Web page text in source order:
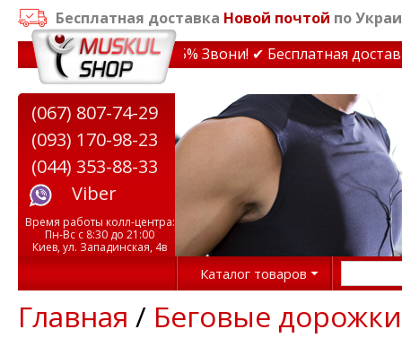
Бесплатная доставка Новой почтой по
на тренажеры до 15% Звони! ✔ Бесплатная доставка
(067) 807-74-29
(093) 170-98-23
(044) 353-88-33
Viber
Время работы колл-центра:
Пн-Вс с 8:30 до 21:00
Киев, ул. Западинская, 4в
Каталог товаров
Главная / Беговые дорожки